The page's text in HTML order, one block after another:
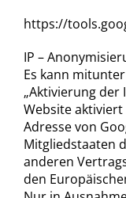
https://
IP –
Es kann
„Aktivierung der
Website aktiviert
Adresse von
Mitgliedstaaten
anderen
den